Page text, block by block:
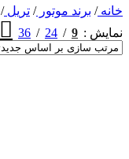
خانه/ برند موتور/ تریل/
نمایش
9
24
36